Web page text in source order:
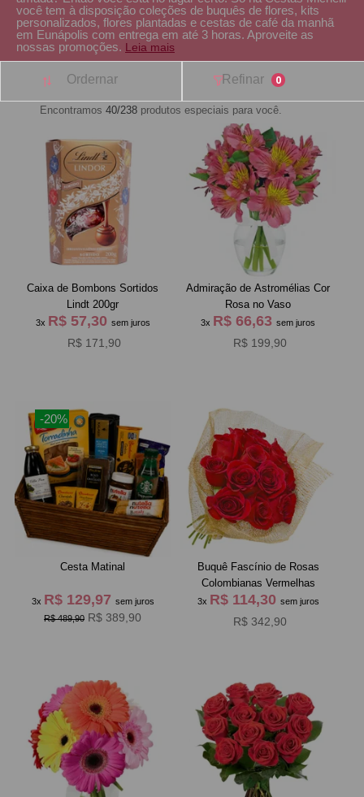
você tem à disposição coleções de buquês de flores, kits
personalizados, flores plantadas e cestas de café da manh
em Eunápolis com entrega em até 3 horas. Aproveite as
nossas promoções. Leia mais
Refinar 0
Ordernar
Encontramos40/238 produtos especiais para você.
Caixa de Bombons Sortidos
Lindt 200gr
3x R$ 57,30 sem juros
R$ 171,90
Admiração de Astromélias Cor
Rosa no Vaso
3x R$ 66,63sem juros
R$ 199,90
-20%
Cesta Matinal
3x R$ 129,97 sem juros
R$ 489,90 R$ 389,90
Buquê Fascínio de Rosas
Colombianas Vermelhas
3x R$ 114,30 sem juros
R$ 342,90